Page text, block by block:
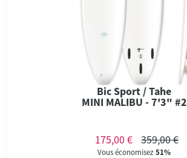
Bic Sport / Tahe
MINI MALIBU - 7'3" #2
175,00 € 359,00 €
Vous économisez51%